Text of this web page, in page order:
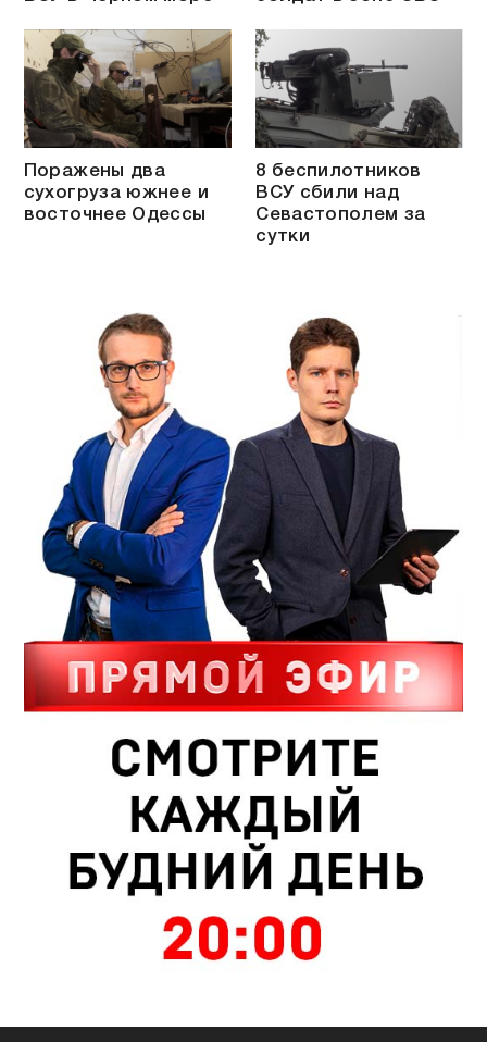
Поражены два
сухогруза южнее и
восточнее Одессы
8 беспилотников
ВСУ сбили над
Севастополем за
сутки